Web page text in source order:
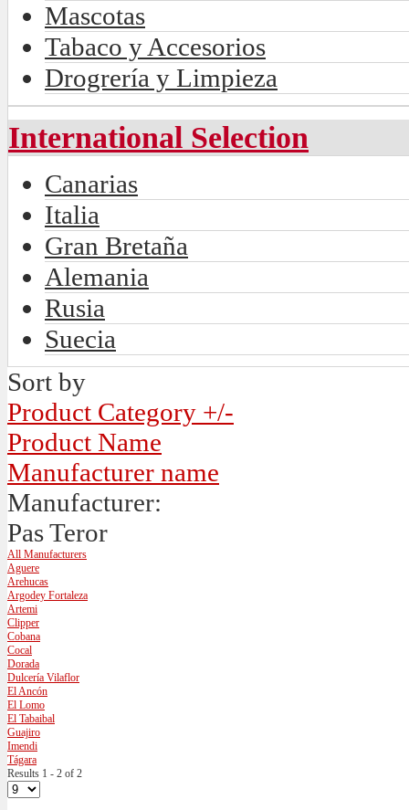
Mascotas
Tabaco y Accesorios
Drogrería y Limpieza
International Selection
Canarias
Italia
Gran Bretaña
Alemania
Rusia
Suecia
Sort by
Product Category +/-
Product Name
Manufacturer name
Manufacturer:
Pas Teror
All Manufacturers
Aguere
Arehucas
Argodey Fortaleza
Artemi
Clipper
Cobana
Cocal
Dorada
Dulcería Vilaflor
El Ancón
El Lomo
El Tabaibal
Guajiro
Imendi
Tágara
Results 1 - 2 of 2